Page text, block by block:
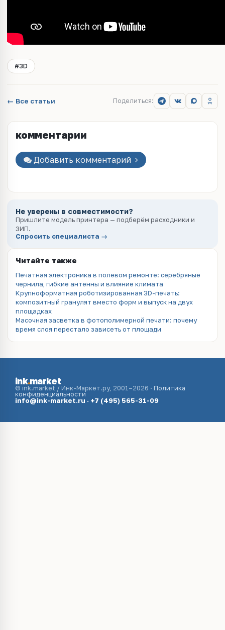
#3D
← Все статьи Поделиться:
комментарии
Добавить комментарий
Не уверены в совместимости?
Пришлите модель принтера — подберём расходники и
ЗИП.
Спросить специалиста →
Читайте также
Печатная электроника в полевом ремонте: серебряные
чернила, гибкие антенны и влияние климата
Крупноформатная роботизированная 3D-печать:
композитный гранулят вместо форм и выпуск на двух
площадках
Масочная засветка в фотополимерной печати: почему
время слоя перестало зависеть от площади
ink.market
© ink.market / Инк-Маркет.ру, 2001–2026 · Политика
конфиденциальности
info@ink-market.ru · +7 (495) 565-31-09